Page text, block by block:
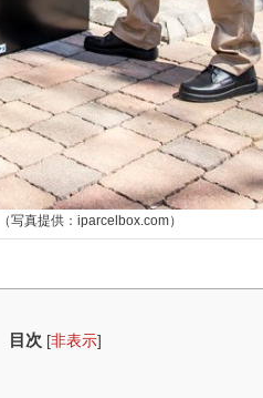
写真提供：iparcelbox.com）
目次 [非表示]